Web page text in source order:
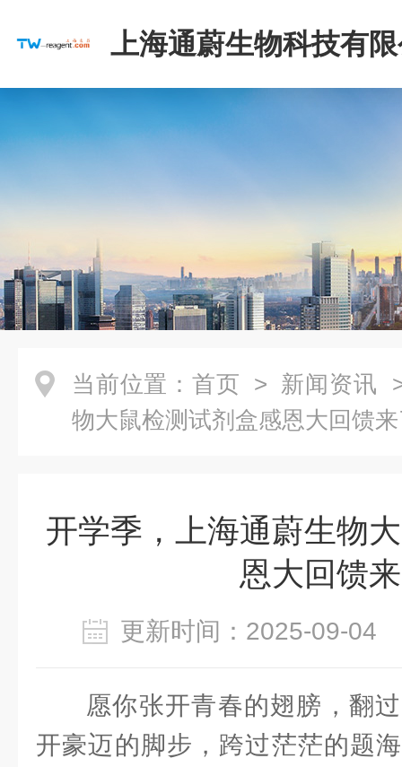
上海通蔚生物科技有
当前位置： 首页 > 新闻资讯
物大鼠检测试剂盒感恩大回馈
开学季，上海通蔚生物
恩大回馈
更新时间：2025-09-
愿你张开青春的翅膀，翻
开豪迈的脚步，跨过茫茫的题